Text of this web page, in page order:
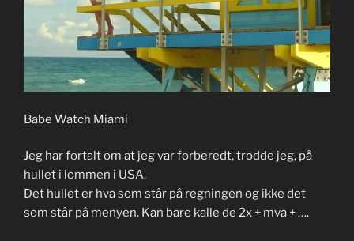
Babe Watch Miami
Jeg har fortalt om at jeg var forberedt, trodde jeg, på
hullet i lommen i USA.
Det hullet er hva som står på regningen og ikke det
som står på menyen. Kan bare kalle de 2x + mva + ….